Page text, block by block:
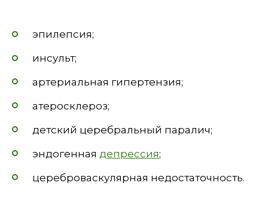
эпилепсия;
инсульт;
артериальная гипертензия;
атеросклероз;
детский церебральный паралич;
эндогенная депрессия;
цереброваскулярная недостаточность.